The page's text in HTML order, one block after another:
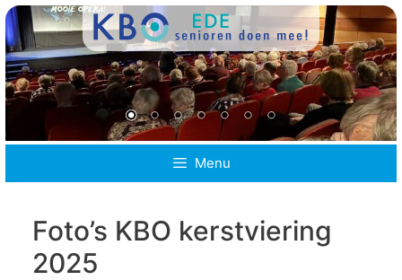
Ga
naar
de
inhoud
Menu
Foto’s KBO kerstviering
2025